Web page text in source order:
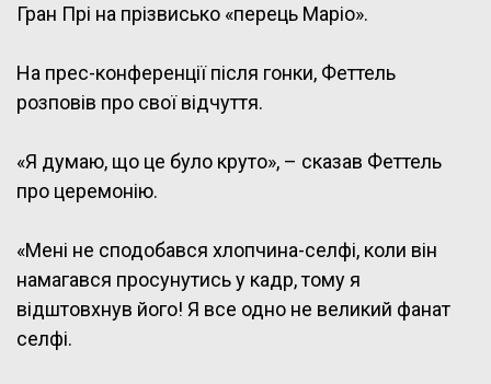
Гран Прі на прізвисько «перець Маріо».
На прес-конференції після гонки, Феттель
розповів про свої відчуття.
«Я думаю, що це було круто», – сказав Феттель
про церемонію.
«Мені не сподобався хлопчина-селфі, коли він
намагався просунутись у кадр, тому я
відштовхнув його! Я все одно не великий фанат
селфі.